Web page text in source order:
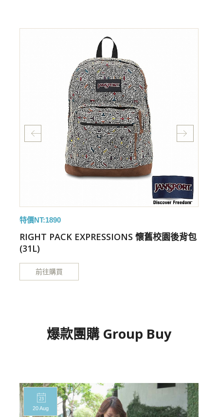
特價NT:1890
RIGHT PACK EXPRESSIONS 懷舊校園後背包
(31L)
前往購買
爆款團購 Group Buy
20 Aug